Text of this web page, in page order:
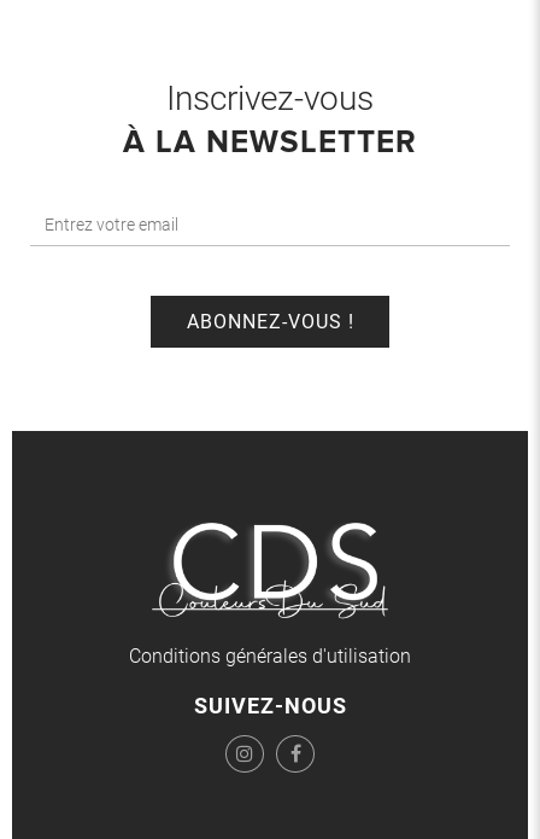
Inscrivez-vous
À LA NEWSLETTER
Conditions générales d'utilisation
SUIVEZ-NOUS